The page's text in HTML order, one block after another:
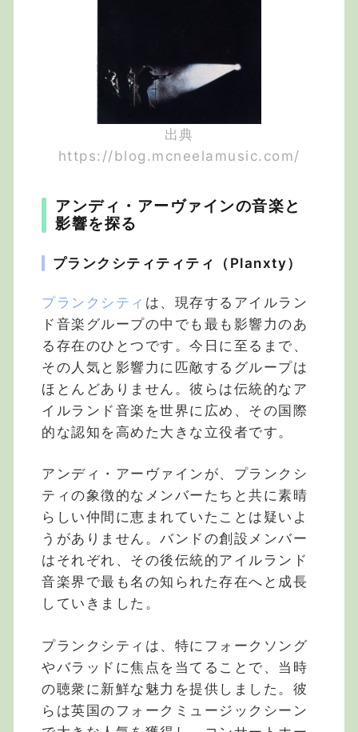
出典
https://blog.mcneelamusic.com/
アンディ・アーヴァインの音楽と
影響を探る
プランクシティティティ（Planxty）
プランクシティ は、現存するアイルラン
ド音楽グループの中でも最も影響力のあ
る存在のひとつです。今日に至るまで、
その人気と影響力に匹敵するグループは
ほとんどありません。彼らは伝統的なア
イルランド音楽を世界に広め、その国際
的な認知を高めた大きな立役者です。
アンディ・アーヴァインが、プランクシ
ティの象徴的なメンバーたちと共に素晴
らしい仲間に恵まれていたことは疑いよ
うがありません。バンドの創設メンバー
はそれぞれ、その後伝統的アイルランド
音楽界で最も名の知られた存在へと成長
していきました。
プランクシティは、特にフォークソング
やバラッドに焦点を当てることで、当時
の聴衆に新鮮な魅力を提供しました。彼
らは英国のフォークミュージックシーン